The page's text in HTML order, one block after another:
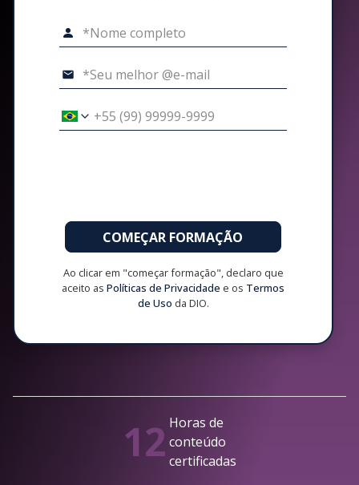
COMEÇAR FORMAÇÃO
Ao clicar em "começar formação", declaro que
aceito as Políticas de Privacidade e os Termos
de Uso da DIO.
12 Horas de
conteúdo
certificadas